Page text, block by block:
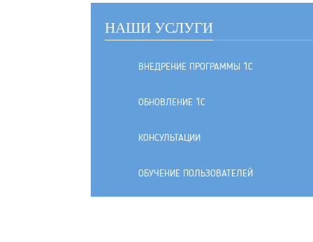
НАШИ УСЛУГИ
ВНЕДРЕНИЕ ПРОГРАММЫ 1С
ОБНОВЛЕНИЕ 1С
КОНСУЛЬТАЦИИ
ОБУЧЕНИЕ ПОЛЬЗОВАТЕЛЕЙ